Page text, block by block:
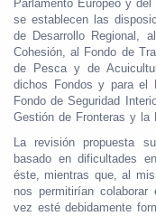
Parlamento Europeo y
se establecen las
de Desarrollo Regional,
Cohesión, al Fondo de
de Pesca y de
dichos Fondos y para el
Fondo de Seguridad
Gestión de Fronteras y la
La revisión propuesta
basado en dificultades
éste, mientras que, al
nos permitirían
vez esté debidamente